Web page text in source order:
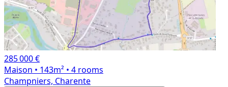
285 000 €
Maison • 143m² • 4 rooms
Champniers, Charente